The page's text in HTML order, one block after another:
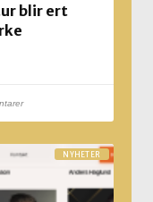
blir ert
NYHETER